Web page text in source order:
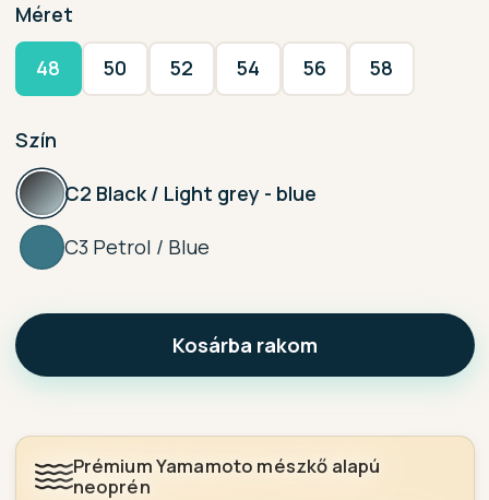
Méret
48 50 52 54 56 58
Szín
C2 Black / Light grey - blue
C3 Petrol / Blue
Kosárba rakom
Prémium Yamamoto mészkő alapú
neoprén